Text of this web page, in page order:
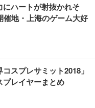
ェア (ブラック)
スクチェア 疲れない テレ
スト 30度ロッキング機
90度跳ね上げ式アーム
ガー付き 高反発クッシ
ア (ホワイト)
デスクチェア 肘なし メ
ート付き 腰サポート ガ
キャスター付き コンパク
27インチ 液晶モニタ
非光沢 HDMI/DisplayP
さ調整 スイベル VESA対
け
FHD】GRAPHT THE S
24” Essential ゲーミン
1ms FHD 量子ドット 残
シック) 【Amazon.co.jp
スオーヤマ ペットシーツ
入 (x 1) (ケース販売)
ーツ 超厚型 お徳用 レギ
限定】
にハートが射抜かれそ
催地・上海のゲーム大好
スプレサミット2018」
プレイヤーまとめ